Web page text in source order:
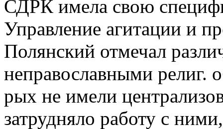
СДРК имела свою
Управление агитации и
Полянский отмечал
неправославными религ.
рых не имели
затрудняло работу с